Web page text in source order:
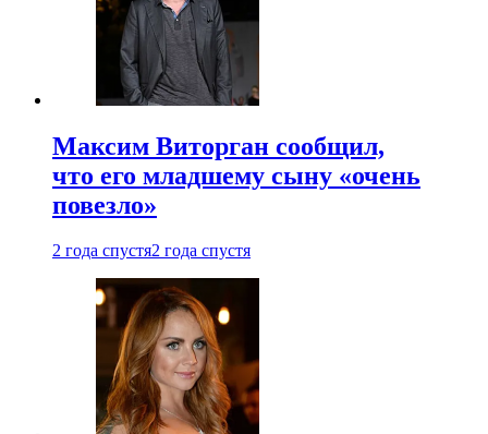
Максим Виторган сообщил,
что его младшему сыну «очень
повезло»
2 года спустя2 года спустя